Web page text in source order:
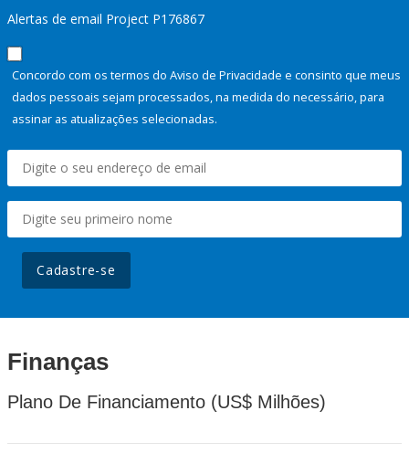
Alertas de email Project P176867
Concordo com os termos do Aviso de Privacidade e consinto que meus
dados pessoais sejam processados, na medida do necessário, para
assinar as atualizações selecionadas.
Cadastre-se
Finanças
Plano De Financiamento (US$ Milhões)